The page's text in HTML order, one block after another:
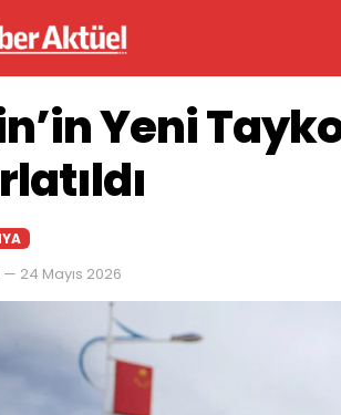
Yeni
— 24 Mayıs 2026